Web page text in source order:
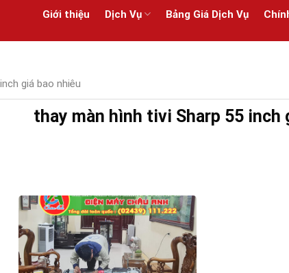
Giới thiệu Dịch Vụ Bảng Giá Dịch Vụ
giá bao nhiêu
thay màn hình tivi Sharp 55 inch